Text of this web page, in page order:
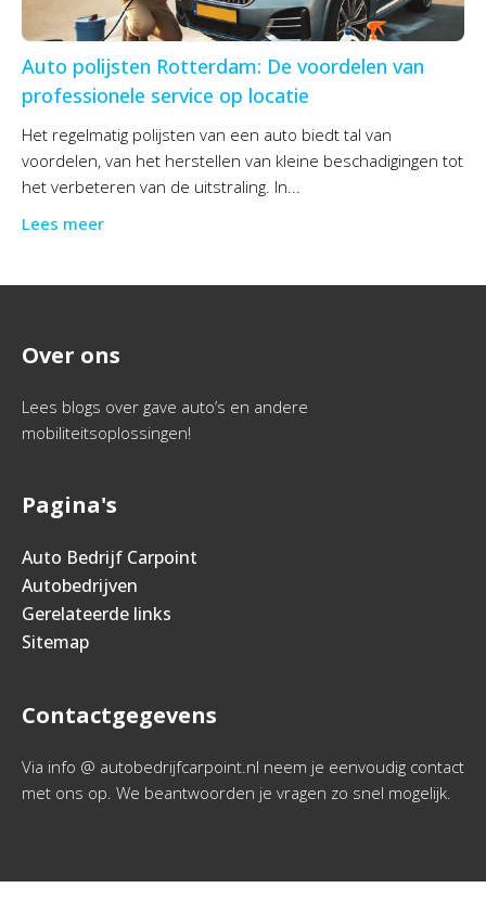
Auto polijsten Rotterdam: De voordelen van
professionele service op locatie
Het regelmatig polijsten van een auto biedt tal van
voordelen, van het herstellen van kleine beschadigingen tot
het verbeteren van de uitstraling. In...
Lees meer
Over ons
Lees blogs over gave auto’s en andere
mobiliteitsoplossingen!
Pagina's
Auto Bedrijf Carpoint
Autobedrijven
Gerelateerde links
Sitemap
Contactgegevens
Via info @ autobedrijfcarpoint.nl neem je eenvoudig contact
met ons op. We beantwoorden je vragen zo snel mogelijk.